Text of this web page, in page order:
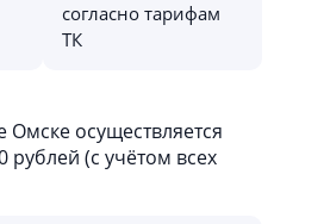
согласно тарифам
ТК
осуществляется
(с учётом всех